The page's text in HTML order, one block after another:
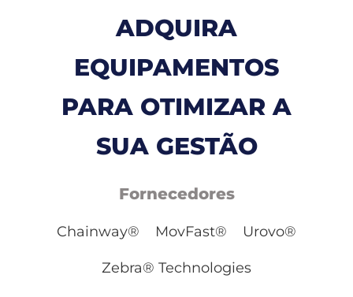
ADQUIRA
EQUIPAMENTOS
PARA OTIMIZAR A
SUA GESTÃO
Fornecedores
Chainway® MovFast® Urovo®
Zebra® Technologies